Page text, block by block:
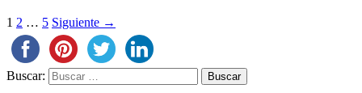
1 2 … 5 Siguiente →
Buscar: